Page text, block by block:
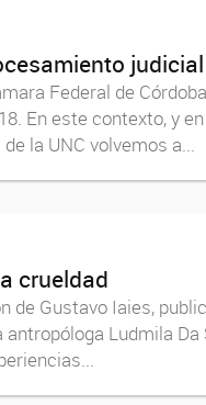
judicial
Federal de
En este contexto, y
la UNC volvemos a...
crueldad
de Gustavo Iaies,
antropóloga Ludmila